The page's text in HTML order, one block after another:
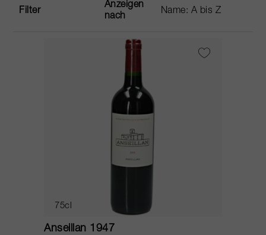
Filter
Anzeigen
nach
75cl
Anseillan 1947